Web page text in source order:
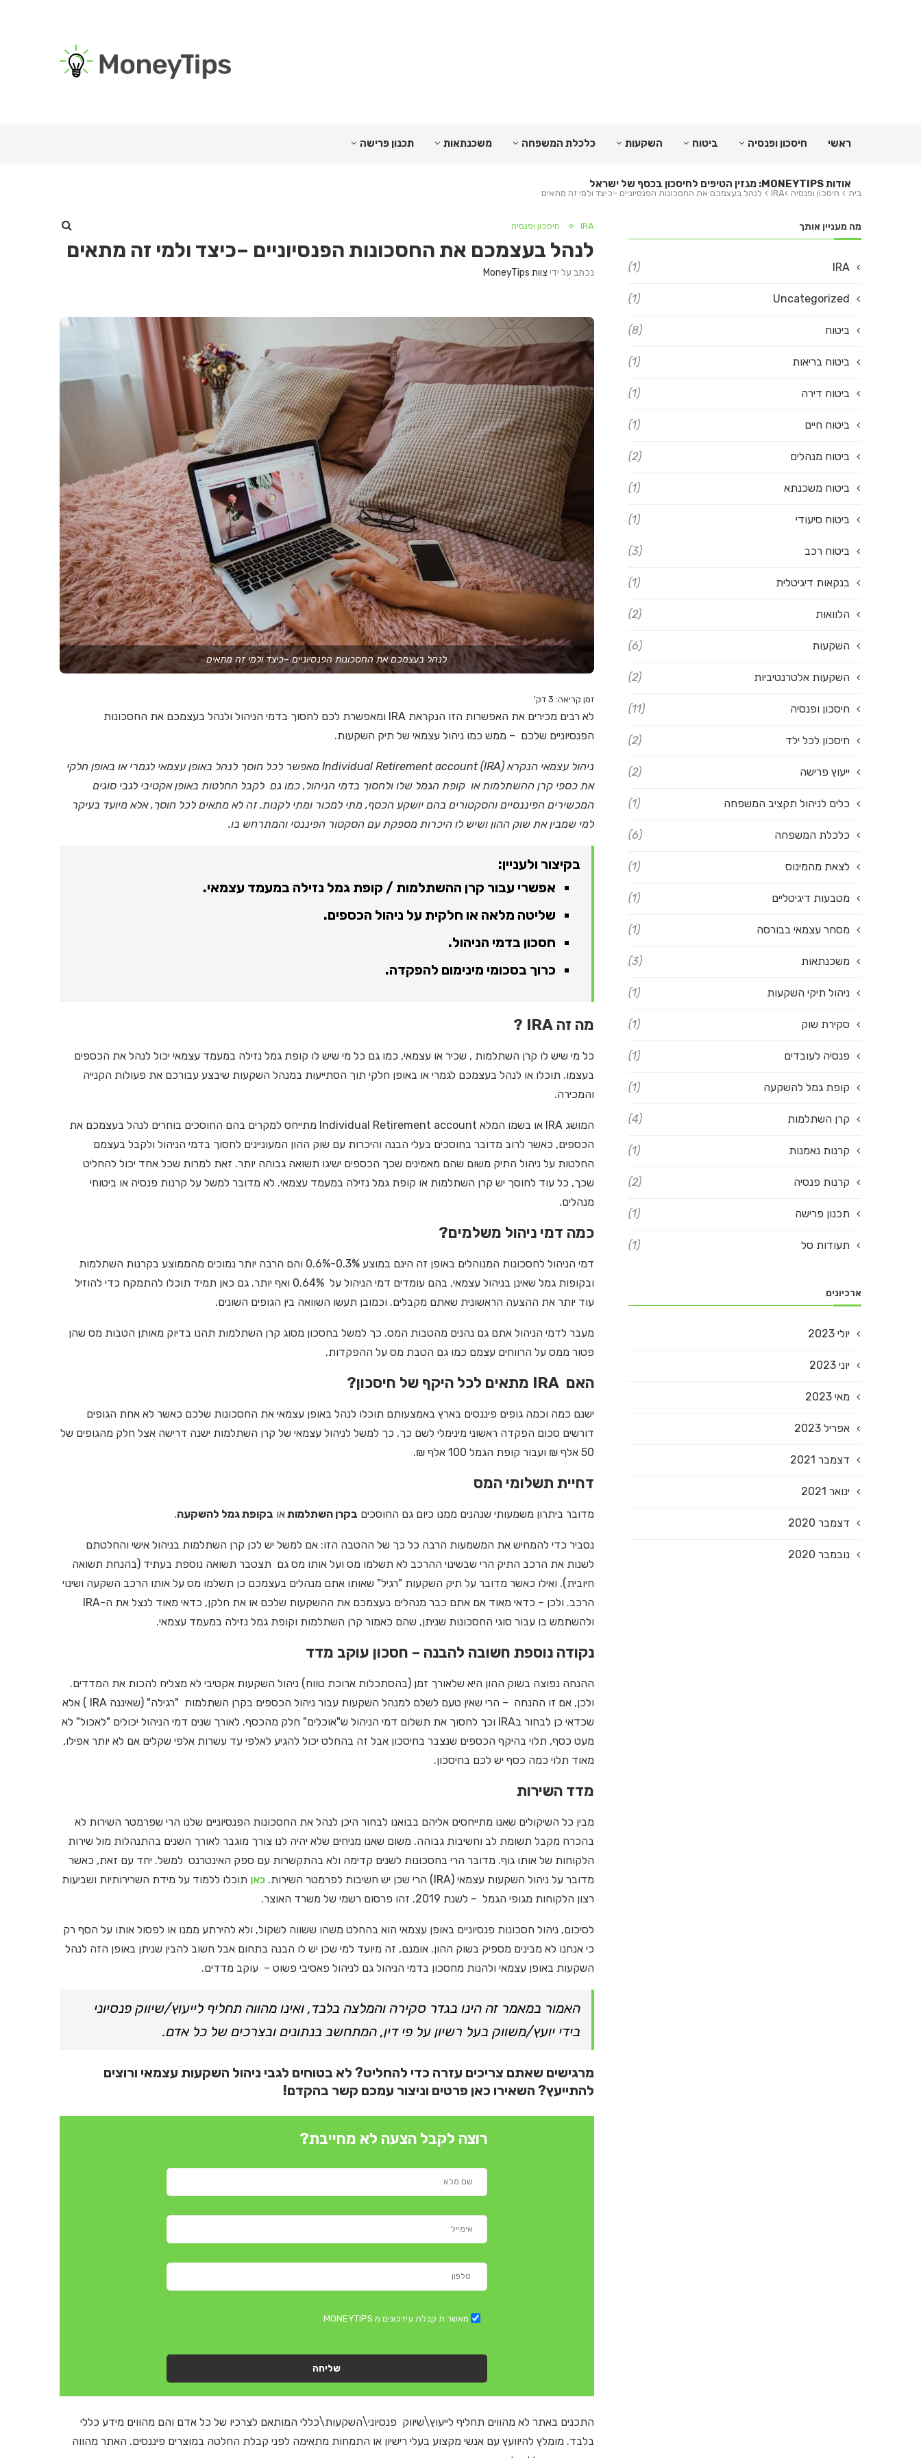
ראשי חיסכון ופנסיה ביטוח השקעות כלכלת המשפחה משכנתאות תכנון פרישה
אודות MONEYTIPS: מגזין הטיפים לחיסכון בכסף של ישראל
בית חיסכון ופנסיה IRA לנהל בעצמכם את החסכונות הפנסיוניים –כיצד ולמי זה מתאים
IRA חיסכון ופנסיה
לנהל בעצמכם את החסכונות הפנסיוניים –כיצד ולמי זה מתאים
נכתב על ידי צוות MoneyTips
לנהל בעצמכם את החסכונות הפנסיוניים –כיצד ולמי זה מתאים
זמן קריאה: 3 דק'
לא רבים מכירים את האפשרות הזו הנקראת IRA ומאפשרת לכם לחסוך בדמי הניהול ולנהל בעצמכם את החסכונות
הפנסיוניים שלכם – ממש כמו ניהול עצמאי של תיק השקעות.
ניהול עצמאי הנקרא Individual Retirement account (IRA) מאפשר לכל חוסך לנהל באופן עצמאי לגמרי או באופן חלקי
את כספי קרן ההשתלמות או קופת הגמל שלו ולחסוך בדמי הניהול, כמו גם לקבל החלטות באופן אקטיבי לגבי סוגים
המכשירים הפיננסיים והסקטורים בהם יושקע הכסף, מתי למכור ומתי לקנות. זה לא מתאים לכל חוסך, אלא מיועד בעיקר
למי שמבין את שוק ההון ושיש לו היכרות מספקת עם הסקטור הפיננסי והמתרחש בו.
בקיצור ולעניין:
אפשרי עבור קרן ההשתלמות / קופת גמל נזילה במעמד עצמאי.
שליטה מלאה או חלקית על ניהול הכספים.
חסכון בדמי הניהול.
כרוך בסכומי מינימום להפקדה.
מה זה IRA ?
כל מי שיש לו קרן השתלמות , שכיר או עצמאי, כמו גם כל מי שיש לו קופת גמל נזילה במעמד עצמאי יכול לנהל את הכספים
בעצמו. תוכלו או לנהל בעצמכם לגמרי או באופן חלקי תוך הסתייעות במנהל השקעות שיבצע עבורכם את פעולות הקנייה
והמכירה.
המושג IRA או בשמו המלא Individual Retirement account מתייחס למקרים בהם החוסכים בוחרים לנהל בעצמכם את
הכספים, כאשר לרוב מדובר בחוסכים בעלי הבנה והיכרות עם שוק ההון המעוניינים לחסוך בדמי הניהול ולקבל בעצמם
החלטות על ניהול התיק משום שהם מאמינים שכך הכספים ישיגו תשואה גבוהה יותר. זאת למרות שכל אחד יכול להחליט
שכך, כל עוד לחוסך יש קרן השתלמות או קופת גמל נזילה במעמד עצמאי. לא מדובר למשל על קרנות פנסיה או ביטוחי
מנהלים.
כמה דמי ניהול משלמים?
דמי הניהול לחסכונות המנוהלים באופן זה הינם במוצע 0.3%-0.6% והם הרבה יותר נמוכים מהממוצע בקרנות השתלמות
ובקופות גמל שאינן בניהול עצמאי, בהם עומדים דמי הניהול על 0.64% ואף יותר. גם כאן תמיד תוכלו להתמקח כדי להוזיל
עוד יותר את ההצעה הראשונית שאתם מקבלים. וכמובן תעשו השוואה בין הגופים השונים.
מעבר לדמי הניהול אתם גם נהנים מהטבות המס. כך למשל בחסכון מסוג קרן השתלמות תהנו בדיוק מאותן הטבות מס שהן
פטור ממס על הרווחים עצמם כמו גם הטבת מס על ההפקדות.
האם IRA מתאים לכל היקף של חיסכון?
ישנם כמה וכמה גופים פיננסים בארץ באמצעותם תוכלו לנהל באופן עצמאי את החסכונות שלכם כאשר לא אחת הגופים
דורשים סכום הפקדה ראשוני מינימלי לשם כך. כך למשל לניהול עצמאי של קרן השתלמות ישנה דרישה אצל חלק מהגופים של
50 אלף ₪ ועבור קופת הגמל 100 אלף ₪.
דחיית תשלומי המס
מדובר ביתרון משמעותי שנהנים ממנו כיום גם החוסכים בקרן השתלמותאו בקופת גמל להשקעה.
נסביר כדי להמחיש את המשמעות הרבה כל כך של ההטבה הזו: אם למשל יש לכן קרן השתלמות בניהול אישי והחלטתם
לשנות את הרכב התיק הרי שבשינוי ההרכב לא תשלמו מס ועל אותו מס גם תצטבר תשואה נוספת בעתיד (בהנחת תשואה
חיובית). ואילו כאשר מדובר על תיק השקעות "רגיל" שאותו אתם מנהלים בעצמכם כן תשלמו מס על אותו הרכב השקעה ושינוי
הרכב. ולכן – כדאי מאוד אם אתם כבר מנהלים בעצמכם את ההשקעות שלכם או את חלקן, כדאי מאוד לנצל את ה-IRA
ולהשתמש בו עבור סוגי החסכונות שניתן, שהם כאמור קרן השתלמות וקופת גמל נזילה במעמד עצמאי.
נקודה נוספת חשובה להבנה – חסכון עוקב מדד
ההנחה נפוצה בשוק ההון היא שלאורך זמן (בהסתכלות ארוכת טווח) ניהול השקעות אקטיבי לא מצליח להכות את המדדים.
ולכן, אם זו ההנחה – הרי שאין טעם לשלם למנהל השקעות עבור ניהול הכספים בקרן השתלמות "רגילה" (שאיננה IRA ) אלא
שכדאי כן לבחור בIRA וכך לחסוך את תשלום דמי הניהול ש"אוכלים" חלק מהכסף. לאורך שנים דמי הניהול יכולים "לאכול" לא
מעט כסף, תלוי בהיקף הכספים שנצבר בחיסכון אבל זה בהחלט יכול להגיע לאלפי עד עשרות אלפי שקלים אם לא יותר אפילו,
מאוד תלוי כמה כסף יש לכם בחיסכון.
מדד השירות
מבין כל השיקולים שאנו מתייחסים אליהם בבואנו לבחור היכן לנהל את החסכונות הפנסיוניים שלנו הרי שפרמטר השירות לא
בהכרח מקבל תשומת לב וחשיבות גבוהה. משום שאנו מניחים שלא יהיה לנו צורך מוגבר לאורך השנים בהתנהלות מול שירות
הלקוחות של אותו גוף. מדובר הרי בחסכונות לשנים קדימה ולא בהתקשרות עם ספק האינטרנט למשל. יחד עם זאת, כאשר
מדובר על ניהול השקעות עצמאי (IRA) הרי שכן יש חשיבות לפרמטר השירות.
כאן תוכלו ללמוד על מידת השרירותיות ושביעות
רצון הלקוחות מגופי הגמל – לשנת 2019. זהו פרסום רשמי של משרד האוצר.
לסיכום, ניהול חסכונות פנסיוניים באופן עצמאי הוא בהחלט משהו ששווה לשקול, ולא להירתע ממנו או לפסול אותו על הסף רק
כי אנחנו לא מבינים מספיק בשוק ההון. אומנם, זה מיועד למי שכן יש לו הבנה בתחום אבל חשוב להבין שניתן באופן הזה לנהל
השקעות באופן עצמאי ולהנות מחסכון בדמי הניהול גם לניהול פאסיבי פשוט – עוקב מדדים.
האמור במאמר זה הינו בגדר סקירה והמלצה בלבד, ואינו מהווה תחליף לייעוץ/שיווק פנסיוני
בידי יועץ/משווק בעל רשיון על פי דין, המתחשב בנתונים ובצרכים של כל אדם.
מרגישים שאתם צריכים עזרה כדי להחליט? לא בטוחים לגבי ניהול השקעות עצמאי ורוצים
להתייעץ? השאירו כאן פרטים וניצור עמכם קשר בהקדם!
רוצה לקבל הצעה לא מחייבת?
מאשר.ת קבלת עידכונים מ MONEYTIPS
שליחה
התכנים באתר לא מהווים תחליף לייעוץ\שיווק פנסיוני\השקעות\כללי המותאם לצרכיו של כל אדם והם מהווים מידע כללי
בלבד. מומלץ להיוועץ עם אנשי מקצוע בעלי רישיון או התמחות מתאימה לפני קבלת החלטה במוצרים פיננסים. האתר מהווה
מה מעניין אותך
IRA
(1)
Uncategorized
(1)
ביטוח (8)
ביטוח בריאות (1)
ביטוח דירה (1)
ביטוח חיים (1)
ביטוח מנהלים (2)
ביטוח משכנתא (1)
ביטוח סיעודי (1)
ביטוח רכב (3)
בנקאות דיגיטלית (1)
הלוואות (2)
השקעות (6)
השקעות אלטרנטיביות (2)
חיסכון ופנסיה (11)
חיסכון לכל ילד (2)
ייעוץ פרישה (2)
כלים לניהול תקציב המשפחה (1)
כלכלת המשפחה (6)
לצאת מהמינוס (1)
מטבעות דיגיטליים (1)
מסחר עצמאי בבורסה (1)
משכנתאות (3)
ניהול תיקי השקעות (1)
סקירת שוק (1)
פנסיה לעובדים (1)
קופת גמל להשקעה (1)
קרן השתלמות (4)
קרנות נאמנות (1)
קרנות פנסיה (2)
תכנון פרישה (1)
תעודות סל (1)
ארכיונים
יולי 2023
יוני 2023
מאי 2023
אפריל 2023
דצמבר 2021
ינואר 2021
דצמבר 2020
נובמבר 2020